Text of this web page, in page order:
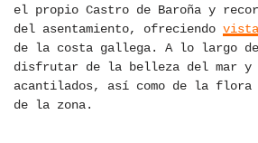
el propio Castro de Baroña y
del asentamiento, ofreciendo
de la costa gallega. A lo largo
disfrutar de la belleza del mar y
acantilados, así como de la flora
de la zona.